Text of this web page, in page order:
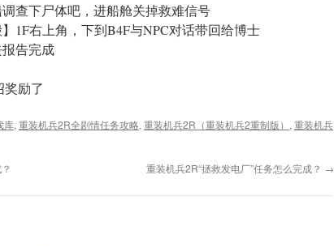
查下尸体吧，进船舱关掉救难信号
1F右上角，下到B4F与NPC对话带回给博士
告完成
奖励了
库, 重装机兵2R全剧情任务攻略, 重装机兵2R（重装机兵2重制版） , 重装机兵
重装机兵2R“拯救发电厂”任务怎么完成？ →